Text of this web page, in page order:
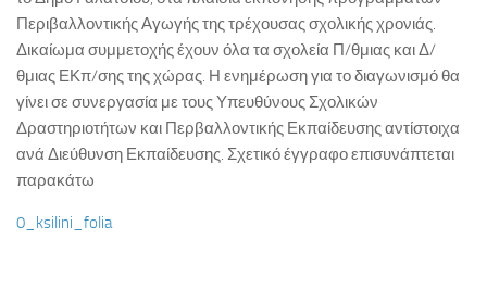
ΚΕ.ΣΥ.Π. Χανίων
ΓΡΑ.Σ.Ε.Π. Κολυμβαρίου
Εθνικό Δίκτυο Αγωγής Υγείας ΜΑΘΑΙΝΩ ΓΙΑ ΤΗ ΖΩΗ
Επιληψία/ Πρώτες Βοήθειες στο Σχολείο
Δημοτική Βιβλιοθήκη Χανίων
Περιβαλλοντικής Αγωγής της τρέχουσας σχολικής χρονιάς.
Δικαίωμα συμμετοχής έχουν όλα τα σχολεία Π/θμιας και Δ/
θμιας ΕΚπ/σης της χώρας. Η ενημέρωση για το διαγωνισμό θα
γίνει σε συνεργασία με τους Υπευθύνους Σχολικών
Δραστηριοτήτων και Περβαλλοντικής Εκπαίδευσης αντίστοιχα
ανά Διεύθυνση Εκπαίδευσης. Σχετικό έγγραφο επισυνάπτεται
παρακάτω
0_ksilini_folia